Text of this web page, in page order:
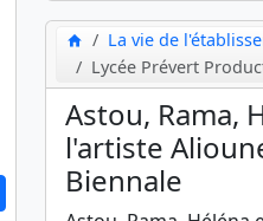
La vie de
Lycée Prévert
Astou, Rama,
l'artiste
Biennale